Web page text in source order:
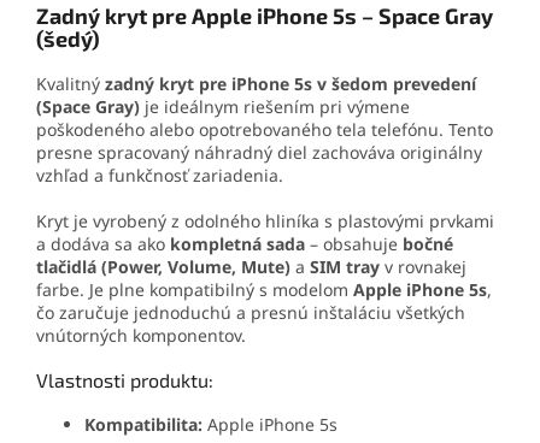
Zadný kryt pre Apple iPhone 5s – Space Gray
(šedý)
Kvalitný zadný kryt pre iPhone 5s v šedom prevedení
(Space Gray) je ideálnym riešením pri výmene
poškodeného alebo opotrebovaného tela telefónu. Tento
presne spracovaný náhradný diel zachováva originálny
vzhľad a funkčnosť zariadenia.
Kryt je vyrobený z odolného hliníka s plastovými prvkami
a dodáva sa ako kompletná sada – obsahuje bočné
tlačidlá (Power, Volume, Mute) a SIM tray v rovnakej
farbe. Je plne kompatibilný s modelom Apple iPhone 5s,
čo zaručuje jednoduchú a presnú inštaláciu všetkých
vnútorných komponentov.
Vlastnosti produktu:
Kompatibilita: Apple iPhone 5s